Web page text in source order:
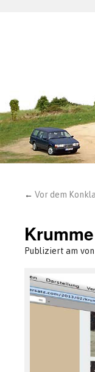
← Vor dem
Publiziert am von